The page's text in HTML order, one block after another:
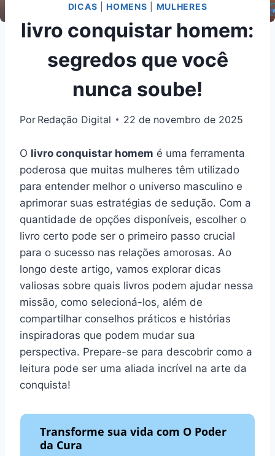
DICAS |HOMENS MULHERES
livro conquistar homem:
segredos que você
nunca soube!
Por Redação Digital 22 de novembro de 2025
O livro conquistar homem é uma ferramenta
poderosa que muitas mulheres têm utilizado
para entender melhor o universo masculino e
aprimorar suas estratégias de sedução. Com a
quantidade de opções disponíveis, escolher o
livro certo pode ser o primeiro passo crucial
para o sucesso nas relações amorosas. Ao
longo deste artigo, vamos explorar dicas
valiosas sobre quais livros podem ajudar nessa
missão, como selecioná-los, além de
compartilhar conselhos práticos e histórias
inspiradoras que podem mudar sua
perspectiva. Prepare-se para descobrir como a
leitura pode ser uma aliada incrível na arte da
conquista!
Transforme sua vida com O Poder
da Cura